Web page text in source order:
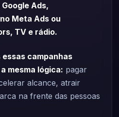
Ads,
Meta Ads ou
TV e rádio.
campanhas
mesma lógica: pagar
alcance, atrair
na frente das pessoas